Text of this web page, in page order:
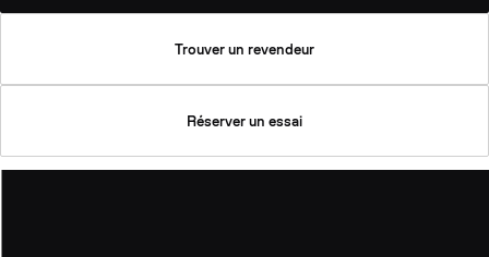
Trouver un revendeur
Réserver un essai